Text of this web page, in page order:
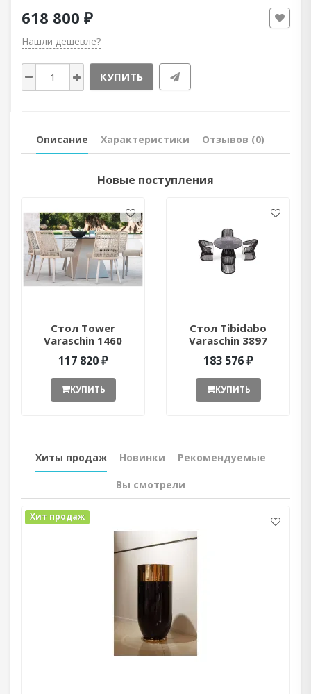
618 800 ₽
Нашли дешевле?
КУПИТЬ
Описание Характеристики Отзывов (0)
Новые поступления
Стол Tower
Varaschin 1460
ant377052
117 820 ₽
КУПИТЬ
Стол Tibidabo
Varaschin 3897
ant377051
183 576 ₽
КУПИТЬ
Хиты продаж Новинки Рекомендуемые
Вы смотрели
Хит продаж